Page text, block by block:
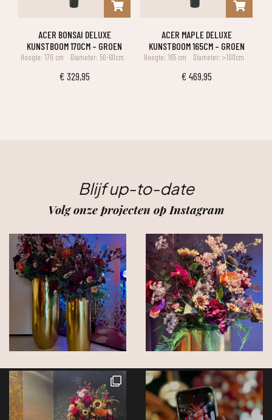
ACER BONSAI DELUXE
KUNSTBOOM 170CM – GROEN
Hoogte: 170 cm Diameter: 50-60cm
€ 329,95
ACER MAPLE DELUXE
KUNSTBOOM 165CM – GROEN
Hoogte: 165 cm Diameter: >100cm
€ 469,95
Blijf up-to-date
Volg onze projecten op Instagram